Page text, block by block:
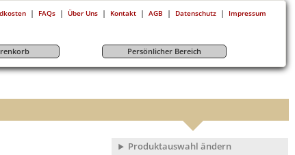
| FAQs | Über Uns | Kontakt | AGB | Datenschutz | Impressum
Persönlicher Bereich
Produktauswahl ändern